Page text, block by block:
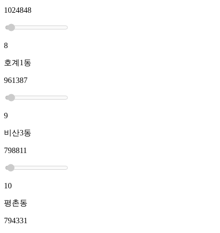
1024848
8
호계1동
961387
9
비산3동
798811
10
평촌동
794331